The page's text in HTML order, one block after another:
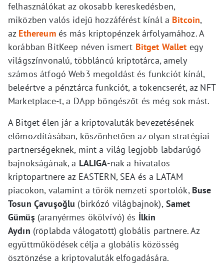
felhasználókat az okosabb kereskedésben,
miközben valós idejű hozzáférést kínál a Bitcoin,
az Ethereumés más kriptopénzek árfolyamához. A
korábban BitKeep néven ismert Bitget Wallet egy
világszínvonalú, többláncú kriptotárca, amely
számos átfogó Web3 megoldást és funkciót kínál,
beleértve a pénztárca funkciót, a tokencserét, az NFT
Marketplace-t, a DApp böngészőt és még sok mást.
A Bitget élen jár a kriptovaluták bevezetésének
előmozdításában, köszönhetően az olyan stratégiai
partnerségeknek, mint a világ legjobb labdarúgó
bajnokságának, a LALIGA-nak a hivatalos
kriptopartnere az EASTERN, SEA és a LATAM
piacokon, valamint a török nemzeti sportolók, Buse
Tosun Çavuşoğlu (birkózó világbajnok),Samet
Gümüş (aranyérmes ökölvívó) és İlkin
Aydın (röplabda válogatott) globális partnere. Az
együttműködések célja a globális közösség
ösztönzése a kriptovaluták elfogadására.